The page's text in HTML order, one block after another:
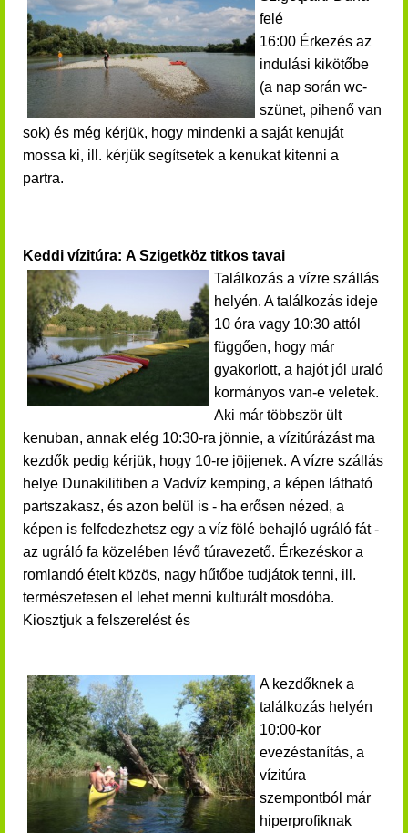
felé
16:00 Érkezés az
indulási kikötőbe
(a nap során wc-
szünet, pihenő van
sok) és még kérjük, hogy mindenki a saját kenuját
mossa ki, ill. kérjük segítsetek a kenukat kitenni a
partra.
Keddi vízitúra: A Szigetköz titkos tavai
Találkozás a vízre szállás
helyén. A találkozás ideje
10 óra vagy 10:30 attól
függően, hogy már
gyakorlott, a hajót jól uraló
kormányos van-e veletek.
Aki már többször ült
kenuban, annak elég 10:30-ra jönnie, a vízitúrázást ma
kezdők pedig kérjük, hogy 10-re jöjjenek. A vízre szállás
helye Dunakilitiben a Vadvíz kemping, a képen látható
partszakasz, és azon belül is - ha erősen nézed, a
képen is felfedezhetsz egy a víz fölé behajló ugráló fát -
az ugráló fa közelében lévő túravezető. Érkezéskor a
romlandó ételt közös, nagy hűtőbe tudjátok tenni, ill.
természetesen el lehet menni kulturált mosdóba.
Kiosztjuk a felszerelést és
A kezdőknek a
találkozás helyén
10:00-kor
evezéstanítás, a
vízitúra
szempontból már
hiperprofiknak